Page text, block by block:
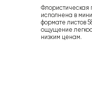
Флористическая
исполнена в
формате листов
ощущение
низким ценам.